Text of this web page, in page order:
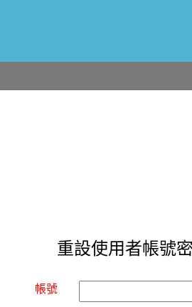
重設使用者帳號
帳號